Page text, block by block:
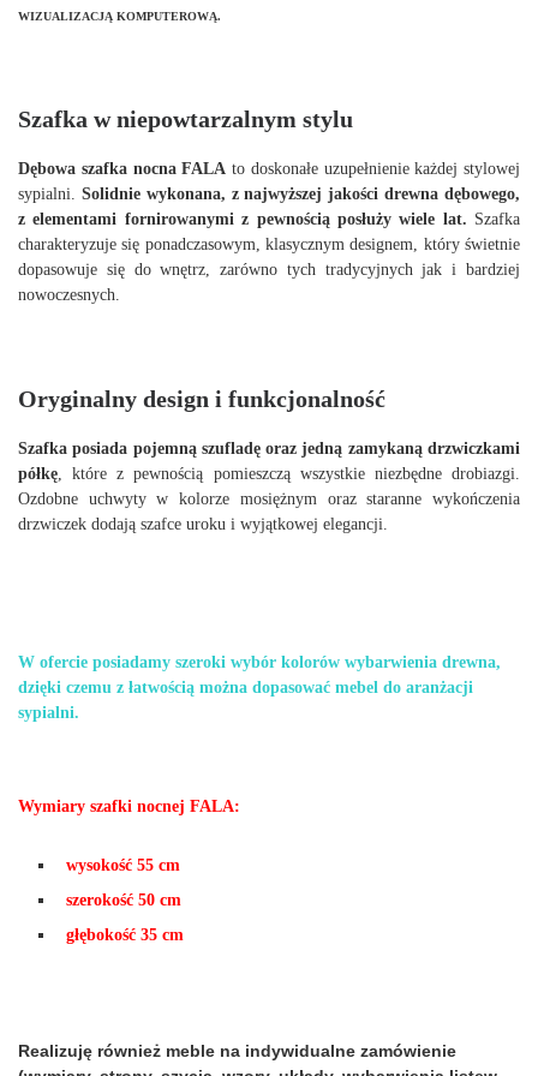
WIZUALIZACJĄ KOMPUTEROWĄ.
Szafka w niepowtarzalnym stylu
Dębowa szafka nocna FALA to doskonałe uzupełnienie każdej stylowej
sypialni. Solidnie wykonana, z najwyższej jakości drewna dębowego,
z elementami fornirowanymi z pewnością posłuży wiele lat. Szafka
charakteryzuje się ponadczasowym, klasycznym designem, który świetnie
dopasowuje się do wnętrz, zarówno tych tradycyjnych jak i bardziej
nowoczesnych.
Oryginalny design i funkcjonalność
Szafka posiada pojemną szufladę oraz jedną zamykaną drzwiczkami
półkę , które z pewnością pomieszczą wszystkie niezbędne drobiazgi.
Ozdobne uchwyty w kolorze mosiężnym oraz staranne wykończenia
drzwiczek dodają szafce uroku i wyjątkowej elegancji.
W ofercie posiadamy szeroki wybór kolorów wybarwienia drewna,
dzięki czemu z łatwością można dopasować mebel do aranżacji
sypialni.
Wymiary szafki nocnej FALA:
wysokość 55 cm
szerokość 50 cm
głębokość 35 cm
Realizuję również meble na indywidualne zamówienie